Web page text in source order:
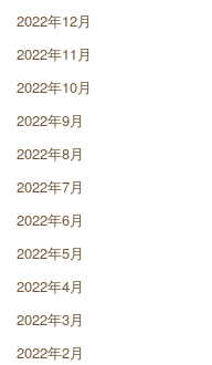
2022年12月
2022年11月
2022年10月
2022年9月
2022年8月
2022年7月
2022年6月
2022年5月
2022年4月
2022年3月
2022年2月